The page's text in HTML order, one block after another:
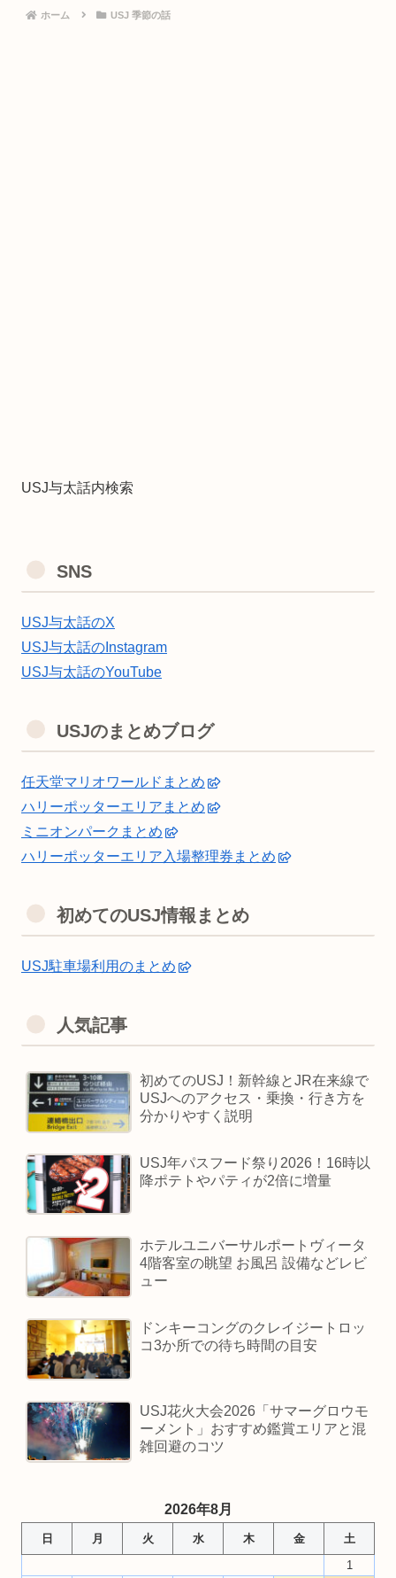
ホーム USJ 季節の話
USJ与太話内検索
SNS
USJ与太話のX
USJ与太話のInstagram
USJ与太話のYouTube
USJのまとめブログ
任天堂マリオワールドまとめ
ハリーポッターエリアまとめ
ミニオンパークまとめ
ハリーポッターエリア入場整理券まとめ
初めてのUSJ情報まとめ
USJ駐車場利用のまとめ
人気記事
初めてのUSJ！新幹線とJR在来線で
USJへのアクセス・乗換・行き方を
分かりやすく説明
USJ年パスフード祭り2026！16時以
降ポテトやパティが2倍に増量
ホテルユニバーサルポートヴィータ
4階客室の眺望 お風呂 設備などレビ
ュー
ドンキーコングのクレイジートロッ
コ3か所での待ち時間の目安
USJ花火大会2026「サマーグロウモ
ーメント」おすすめ鑑賞エリアと混
雑回避のコツ
2026年8月
日 月 火 水 木 金
土
1